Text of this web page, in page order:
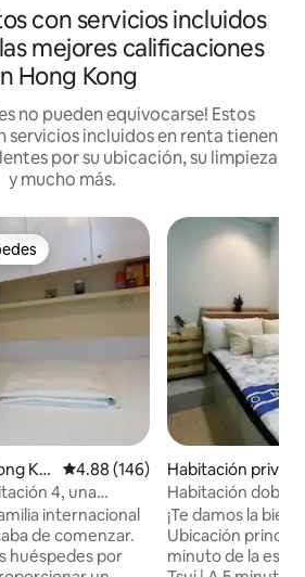
con servicios incluidos
mejores calificaciones
Hong Kong
no pueden equivocarse! Estos
incluidos en renta tienen
por su ubicación, su limpieza
y mucho más.
Ko
Calificación promedio: 4.88 de
4.88 (146)
4, una
que ofrece
y una
Enfrente de la
internacional
de comenzar.
huéspedes por
Habitación
ong
Habitación doble
Tsui
¡Te damos la
Ubicación principal
minuto de la